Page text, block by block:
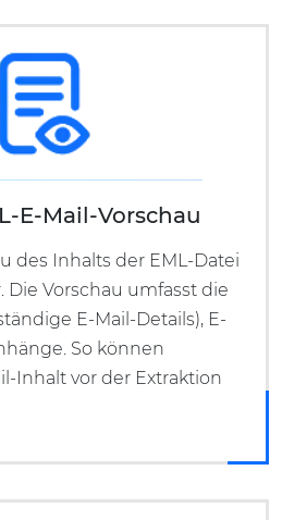
E-Mail-Vorschau
des Inhalts der EML-Datei
Die Vorschau umfasst die
E-Mail-Details), E-
So können
Inhalt vor der Extraktion